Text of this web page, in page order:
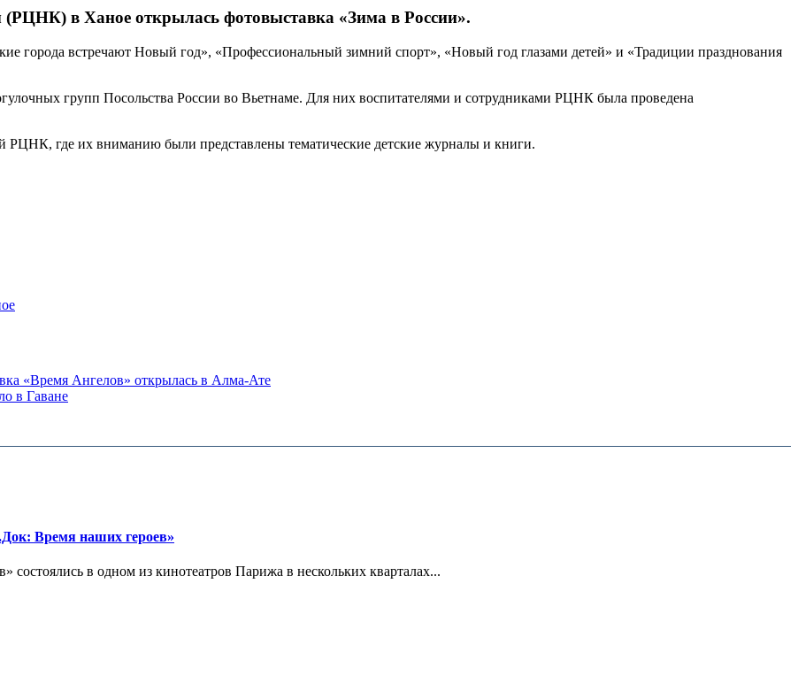
(РЦНК) в Ханое открылась фотовыставка «Зима в России».
города встречают Новый год», «Профессиональный зимний спорт», «Новый год глазами детей» и «Традиции празднования
групп Посольства России во Вьетнаме. Для них воспитателями и сотрудниками РЦНК была проведена
РЦНК, где их вниманию были представлены тематические детские журналы и книги.
«Время Ангелов» открылась в Алма-Ате
в Гаване
Время наших героев»
в одном из кинотеатров Парижа в нескольких кварталах...